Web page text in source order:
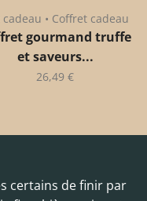
cadeau • Coffret cadeau
gourmand truffe
et saveurs...
26,49 €
certains de finir par